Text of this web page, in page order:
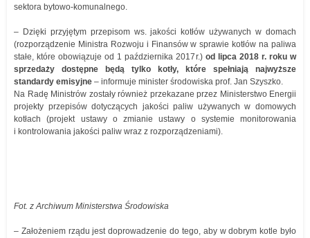
sektora bytowo-komunalnego.
– Dzięki przyjętym przepisom ws. jakości kotłów używanych w domach
(rozporządzenie Ministra Rozwoju i Finansów w sprawie kotłów na paliwa
stałe, które obowiązuje od 1 października 2017r.) od lipca 2018 r. roku w
sprzedaży dostępne będą tylko kotły, które spełniają najwyższe
standardy emisyjne – informuje minister środowiska prof. Jan Szyszko.
Na Radę Ministrów zostały również przekazane przez Ministerstwo Energii
projekty przepisów dotyczących jakości paliw używanych w domowych
kotłach (projekt ustawy o zmianie ustawy o systemie monitorowania
i kontrolowania jakości paliw wraz z rozporządzeniami).
Fot. z Archiwum Ministerstwa Środowiska
– Założeniem rządu jest doprowadzenie do tego, aby w dobrym kotle było